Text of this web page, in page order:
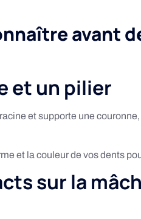
avant
et un pilier
et supporte une
et la couleur de vos dents
sur la